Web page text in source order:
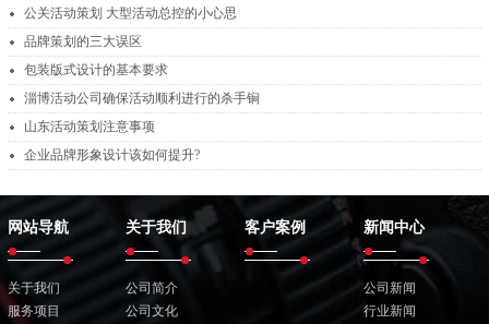
公关活动策划 大型活动总控的小心思
品牌策划的三大误区
包装版式设计的基本要求
淄博活动公司确保活动顺利进行的杀手锏
山东活动策划注意事项
企业品牌形象设计该如何提升?
网站导航
关于我们
服务项目
关于我们
公司简介
公司文化
客户案例 新闻中心
公司新闻
行业新闻